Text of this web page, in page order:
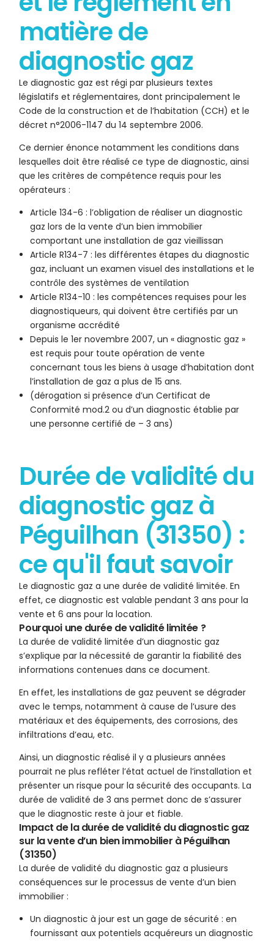
matière de
diagnostic gaz
Le diagnostic gaz est régi par plusieurs textes
législatifs et réglementaires, dont principalement le
Code de la construction et de l’habitation (CCH) et le
décret n°2006-1147 du 14 septembre 2006.
Ce dernier énonce notamment les conditions dans
lesquelles doit être réalisé ce type de diagnostic, ainsi
que les critères de compétence requis pour les
opérateurs :
Article 134-6 : l’obligation de réaliser un diagnostic
gaz lors de la vente d’un bien immobilier
comportant une installation de gaz vieillissan
Article R134-7 : les différentes étapes du diagnostic
gaz, incluant un examen visuel des installations et le
contrôle des systèmes de ventilation
Article R134-10 : les compétences requises pour les
diagnostiqueurs, qui doivent être certifiés par un
organisme accrédité
Depuis le 1er novembre 2007, un « diagnostic gaz »
est requis pour toute opération de vente
concernant tous les biens à usage d’habitation dont
l’installation de gaz a plus de 15 ans.
(dérogation si présence d’un Certificat de
Conformité mod.2 ou d’un diagnostic établie par
une personne certifié de – 3 ans)
Durée de validité du
diagnostic gaz à
Péguilhan (31350) :
ce qu'il faut savoir
Le diagnostic gaz a une durée de validité limitée. En
effet, ce diagnostic est valable pendant 3 ans pour la
vente et 6 ans pour la location.
Pourquoi une durée de validité limitée ?
La durée de validité limitée d’un diagnostic gaz
s’explique par la nécessité de garantir la fiabilité des
informations contenues dans ce document.
En effet, les installations de gaz peuvent se dégrader
avec le temps, notamment à cause de l’usure des
matériaux et des équipements, des corrosions, des
infiltrations d’eau, etc.
Ainsi, un diagnostic réalisé il y a plusieurs années
pourrait ne plus refléter l’état actuel de l’installation et
présenter un risque pour la sécurité des occupants. La
durée de validité de 3 ans permet donc de s’assurer
que le diagnostic reste à jour et fiable.
Impact de la durée de validité du diagnostic gaz
sur la vente d’un bien immobilier à Péguilhan
(31350)
La durée de validité du diagnostic gaz a plusieurs
conséquences sur le processus de vente d’un bien
immobilier :
Un diagnostic à jour est un gage de sécurité : en
fournissant aux potentiels acquéreurs un diagnostic